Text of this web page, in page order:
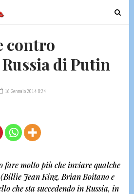
T
o
i
o
n
contro
di Putin
16 Gennaio 2014 8:24
fare molto più che inviare qualche
(Billie Jean King, Brian Boitano e
che sta succedendo in Russia, in